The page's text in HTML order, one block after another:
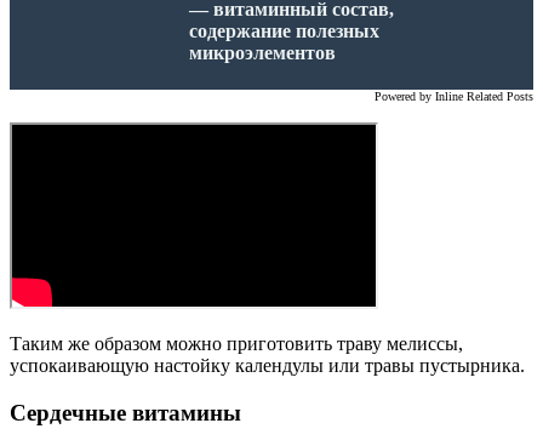
— витаминный состав,
содержание полезных
микроэлементов
Powered by Inline Related Posts
Таким же образом можно приготовить траву мелиссы,
успокаивающую настойку календулы или травы пустырника.
Сердечные витамины